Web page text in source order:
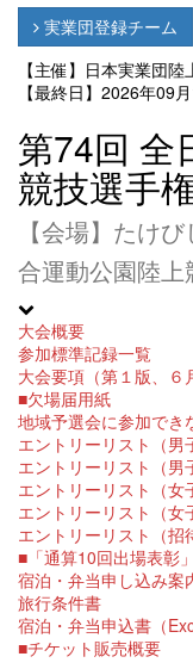
実業団登録チーム
【主催】日本実業団陸
【最終日】2026年09
第74回 全
競技選手
【会場】たけ
合運動公園陸上
大会概要
参加標準記録一覧
大会要項（第１版、６
■欠場届用紙
地域予選会に参加でき
エントリーリスト（男
エントリーリスト（男
エントリーリスト（女
エントリーリスト（女
エントリーリスト（招
■「通算10回出場表彰
宿泊・弁当申し込み案
旅行条件書
宿泊・弁当申込書（
■チケット販売概要